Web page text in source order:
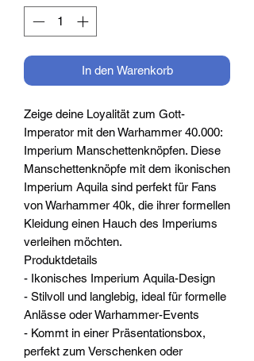
In den Warenkorb
Zeige deine Loyalität zum Gott-
Imperator mit den Warhammer 40.000:
Imperium Manschettenknöpfen. Diese
Manschettenknöpfe mit dem ikonischen
Imperium Aquila sind perfekt für Fans
von Warhammer 40k, die ihrer formellen
Kleidung einen Hauch des Imperiums
verleihen möchten.
Produktdetails
- Ikonisches Imperium Aquila-Design
- Stilvoll und langlebig, ideal für formelle
Anlässe oder Warhammer-Events
- Kommt in einer Präsentationsbox,
perfekt zum Verschenken oder